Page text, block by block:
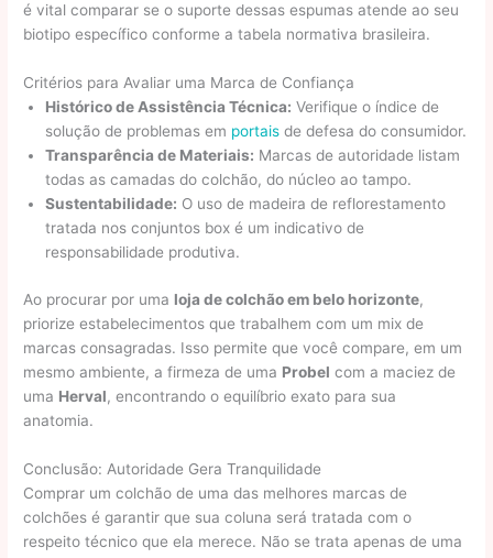
é vital comparar se o suporte dessas espumas atende ao seu
biotipo específico conforme a tabela normativa brasileira.
Critérios para Avaliar uma Marca de Confiança
Histórico de Assistência Técnica: Verifique o índice de
solução de problemas em portais de defesa do consumidor.
Transparência de Materiais: Marcas de autoridade listam
todas as camadas do colchão, do núcleo ao tampo.
Sustentabilidade: O uso de madeira de reflorestamento
tratada nos conjuntos box é um indicativo de
responsabilidade produtiva.
Ao procurar por uma loja de colchão em belo horizonte,
priorize estabelecimentos que trabalhem com um mix de
marcas consagradas. Isso permite que você compare, em um
mesmo ambiente, a firmeza de uma Probel com a maciez de
uma Herval, encontrando o equilíbrio exato para sua
anatomia.
Conclusão: Autoridade Gera Tranquilidade
Comprar um colchão de uma das melhores marcas de
colchões é garantir que sua coluna será tratada com o
respeito técnico que ela merece. Não se trata apenas de uma